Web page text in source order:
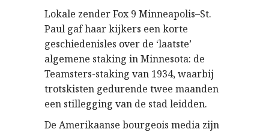
Lokale zender Fox 9 Minneapolis–St.
Paul gaf haar kijkers een korte
geschiedenisles over de ‘laatste’
algemene staking in Minnesota: de
Teamsters-staking van 1934, waarbij
trotskisten gedurende twee maanden
een stillegging van de stad leidden.
De Amerikaanse bourgeois media zijn